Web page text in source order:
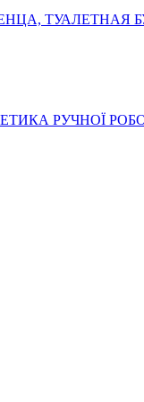
ТУАЛЕТНАЯ
РУЧНОЇ